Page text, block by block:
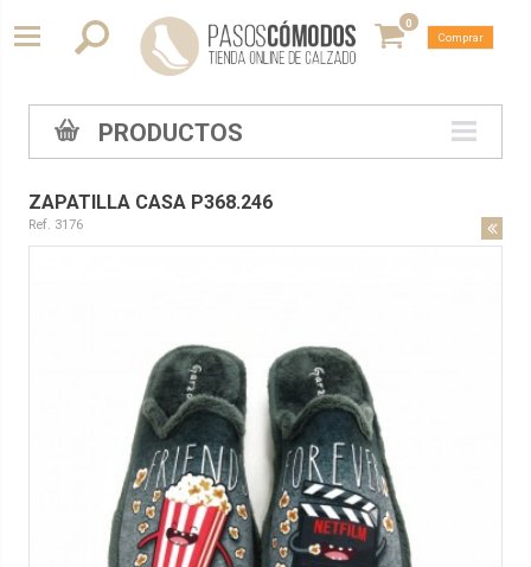
0
Comprar
PRODUCTOS
ZAPATILLA CASA P368.246
Ref. 3176